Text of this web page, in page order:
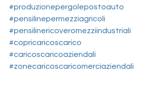
#produzionepergolepostoauto
#pensilinepermezziagricoli
#pensilinericoveromezziindustriali
#copricaricoscarico
#caricoscaricoaziendali
#zonecaricoscaricomerciaziendali